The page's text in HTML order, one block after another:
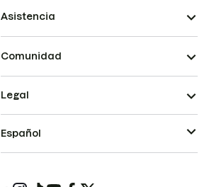
Asistencia
Comunidad
Legal
Español